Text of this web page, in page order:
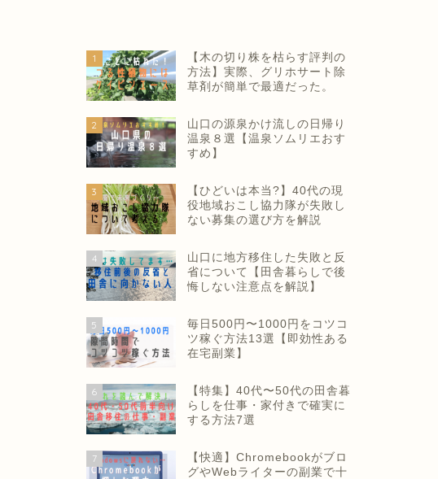
1
【木の切り株を枯らす評判の
方法】実際、グリホサート除
草剤が簡単で最適だった。
2
山口の源泉かけ流しの日帰り
温泉８選【温泉ソムリエおす
すめ】
3
【ひどいは本当?】40代の現
役地域おこし協力隊が失敗し
ない募集の選び方を解説
4
山口に地方移住した失敗と反
省について【田舎暮らしで後
悔しない注意点を解説】
5
毎日500円〜1000円をコツコ
ツ稼ぐ方法13選【即効性ある
在宅副業】
6
【特集】40代〜50代の田舎暮
らしを仕事・家付きで確実に
する方法7選
7
【快適】Chromebookがブロ
グやWebライターの副業で十